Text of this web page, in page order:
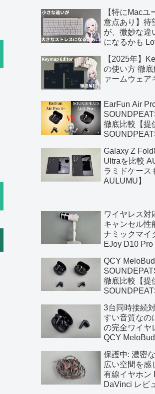
【特にMacユ
意点あり】待
が、微妙な違
になるかも
同会社】
【2025年】
の使い方 徹
ァームウェア
EarFun Air
徹底比較【提
Galaxy Z
Ultraを比較
ラミドケース
AULUMU】
ワイヤレス対
キャンセル性
ナミックマイ
EJoy D10
QCY
徹底比較【提
3台同時接続
すい音質なの
の完全ワイヤ
QCY
保護中: 濃密
広い空間を感
有線イヤホン
DaVinci レビ